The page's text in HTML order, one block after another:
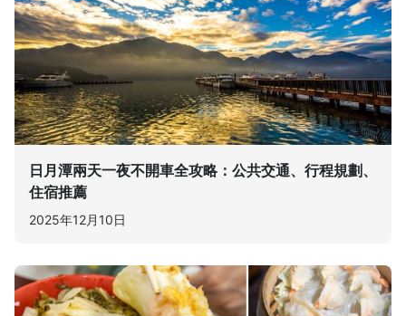
日月潭兩天一夜不開車全攻略：公共交通、行程規劃、
住宿推薦
2025年12月10日